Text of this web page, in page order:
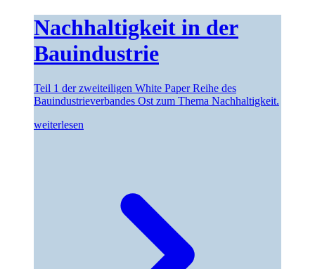
Nachhaltigkeit in der
Bauindustrie
Teil 1 der zweiteiligen White Paper Reihe des
Bauindustrieverbandes Ost zum Thema Nachhaltigkeit.
weiterlesen